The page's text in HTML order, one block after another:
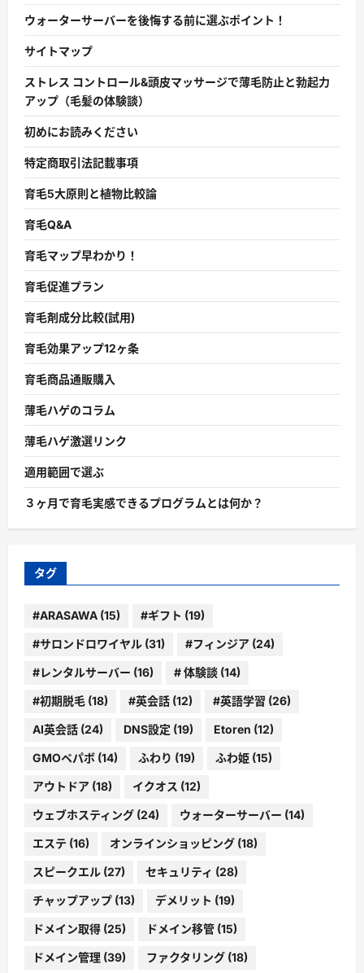
ウォーターサーバーを後悔する前に選ぶポイント！
サイトマップ
ストレス コントロール&頭皮マッサージで薄毛防止と勃起力
アップ（毛髪の体験談）
初めにお読みください
特定商取引法記載事項
育毛5大原則と植物比較論
育毛Q&A
育毛マップ早わかり！
育毛促進プラン
育毛剤成分比較(試用)
育毛効果アップ12ヶ条
育毛商品通販購入
薄毛ハゲのコラム
薄毛ハゲ激選リンク
適用範囲で選ぶ
３ヶ月で育毛実感できるプログラムとは何か？
タグ
#ARASAWA (15) #ギフト (19)
#サロンドロワイヤル (31) #フィンジア (24)
#レンタルサーバー (16) # 体験談 (14)
#初期脱毛 (18) #英会話 (12) #英語学習 (26)
AI英会話 (24) DNS設定 (19) Etoren (12)
GMOペパボ (14) ふわり (19) ふわ姫 (15)
アウトドア (18) イクオス (12)
ウェブホスティング (24) ウォーターサーバー (14)
エステ (16) オンラインショッピング (18)
スピークエル (27) セキュリティ (28)
チャップアップ (13) デメリット (19)
ドメイン取得 (25) ドメイン移管 (15)
ドメイン管理 (39) ファクタリング (18)